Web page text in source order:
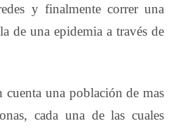
y finalmente correr una
de una epidemia a través de
una población de mas
cada una de las cuales